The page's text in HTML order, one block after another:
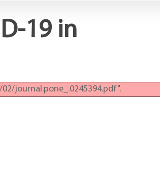
19 in
journal.pone_.0245394.pdf".